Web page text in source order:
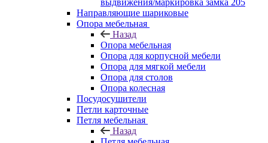
выдвижения/маркировка замка 205
Направляющие шариковые
Опора мебельная
Назад
Опора мебельная
Опора для корпусной мебели
Опора для мягкой мебели
Опора для столов
Опора колесная
Посудосушители
Петли карточные
Петля мебельная
Назад